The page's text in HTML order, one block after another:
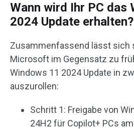
Wann wird Ihr PC das
2024 Update erhalten?
Zusammenfassend lässt sich
Microsoft im Gegensatz zu
Windows 11 2024 Update in
auszurollen:
Schritt 1: Freigabe von
24H2 für Copilot+ PCs